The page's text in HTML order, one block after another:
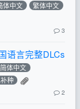
体中文
繁体中文
3
语言完整DLCs
简体中文
种
2